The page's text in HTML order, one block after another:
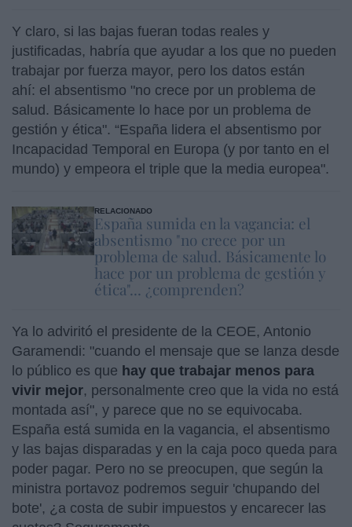
Y claro, si las bajas fueran todas reales y
justificadas, habría que ayudar a los que no pueden
trabajar por fuerza mayor, pero los datos están
ahí: el absentismo "no crece por un problema de
salud. Básicamente lo hace por un problema de
gestión y ética". “España lidera el absentismo por
Incapacidad Temporal en Europa (y por tanto en el
mundo) y empeora el triple que la media europea".
RELACIONADO
España sumida en la vagancia: el
absentismo "no crece por un
problema de salud. Básicamente lo
hace por un problema de gestión y
ética"... ¿comprenden?
Ya lo adviritó el presidente de la CEOE, Antonio
Garamendi: "cuando el mensaje que se lanza desde
lo público es que hay que trabajar menos para
vivir mejor, personalmente creo que la vida no está
montada así", y parece que no se equivocaba.
España está sumida en la vagancia, el absentismo
y las bajas disparadas y en la caja poco queda para
poder pagar. Pero no se preocupen, que según la
ministra portavoz podremos seguir 'chupando del
bote', ¿a costa de subir impuestos y encarecer las